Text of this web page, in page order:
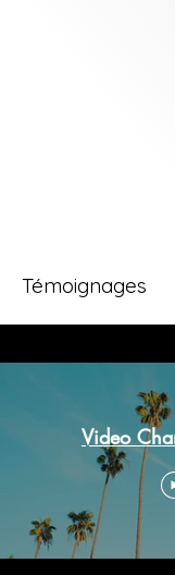
Témoignages
Video